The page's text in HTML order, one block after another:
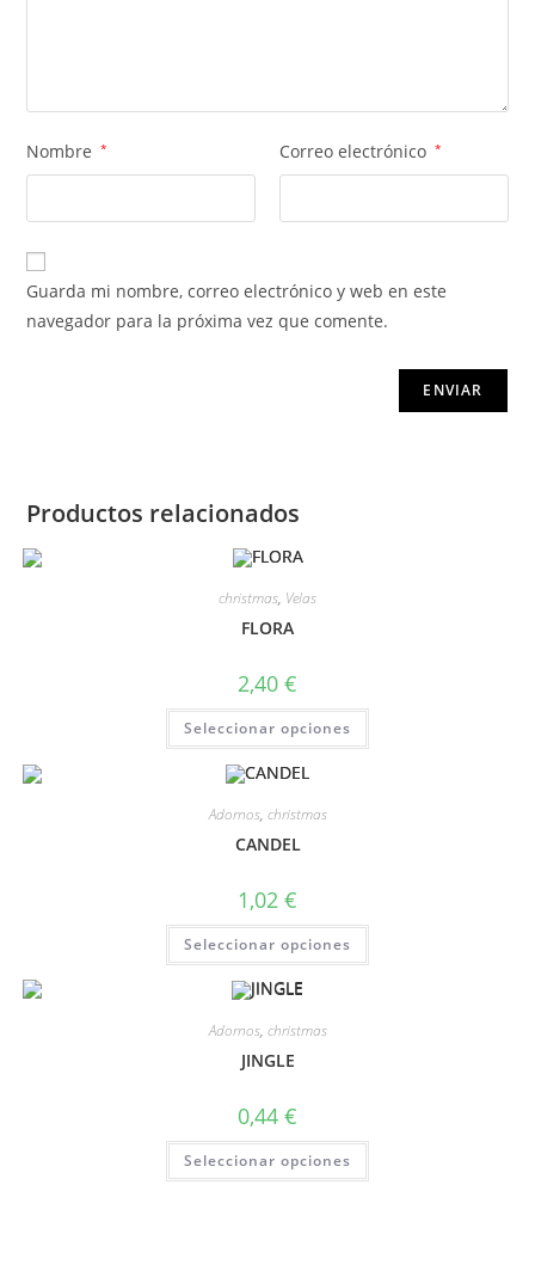
Nombre * Correo electrónico *
Guarda mi nombre, correo electrónico y web en este
navegador para la próxima vez que comente.
Productos relacionados
christmas, Velas
FLORA
2,40 €
Seleccionar opciones
Adornos, christmas
CANDEL
1,02 €
Seleccionar opciones
Adornos, christmas
JINGLE
0,44 €
Seleccionar opciones